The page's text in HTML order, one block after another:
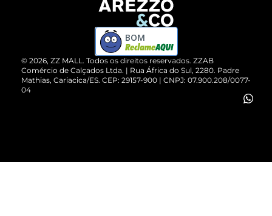
ZZ MALL é confiável
Cartão Presente
Vendas Corporativas
Devolução do Produto
Compre pelo WhatsApp
© 2026, ZZ MALL. Todos os direitos reservados. ZZAB
Comércio de Calçados Ltda. | Rua África do Sul, 2280. Padre
Mathias, Cariacica/ES. CEP: 29157-900 | CNPJ: 07.900.208/0077-
04
BOM